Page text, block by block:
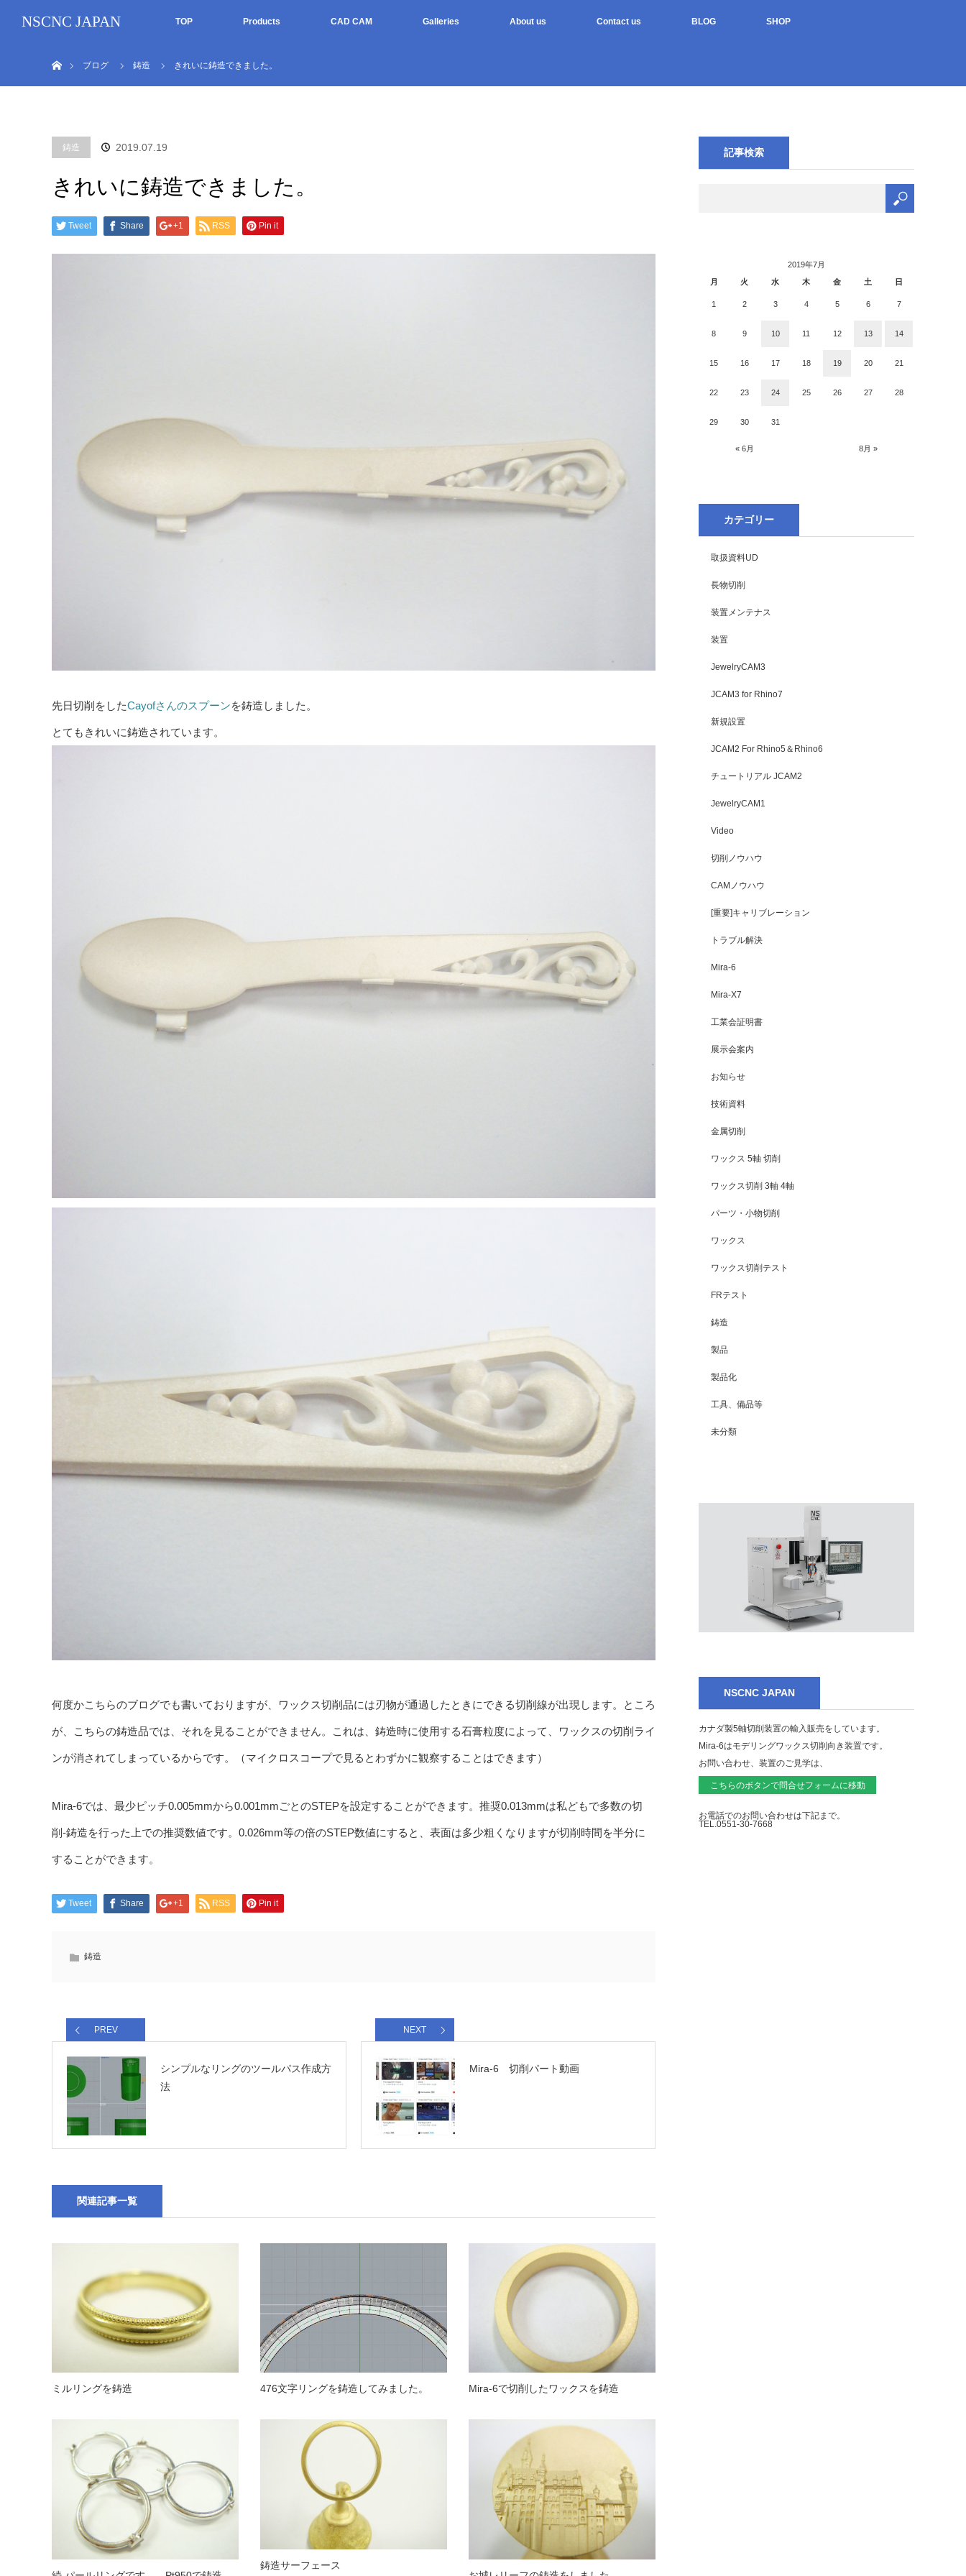
NSCNC JAPAN TOP Products CAD CAM Galleries About us Contact us BLOG SHOP
ブログ
鋳造 きれいに鋳造できました。
鋳造 2019.07.19
きれいに鋳造できました。
Tweet Share +1 RSS Pin it
先日切削をしたCayofさんのスプーンを鋳造しました。
とてもきれいに鋳造されています。
何度かこちらのブログでも書いておりますが、ワックス切削品には刃物が通過したときにできる切削線が出現します。ところ
が、こちらの鋳造品では、それを見ることができません。これは、鋳造時に使用する石膏粒度によって、ワックスの切削ライ
ンが消されてしまっているからです。（マイクロスコープで見るとわずかに観察することはできます）
Mira-6では、最少ピッチ0.005mmから0.001mmごとのSTEPを設定することができます。推奨0.013mmは私どもで多数の切
削-鋳造を行った上での推奨数値です。0.026mm等の倍のSTEP数値にすると、表面は多少粗くなりますが切削時間を半分に
することができます。
Tweet Share +1 RSS Pin it
鋳造
PREV
シンプルなリングのツールパス作成方
法
NEXT
Mira-6 切削パート動画
関連記事一覧
ミルリングを鋳造 476文字リングを鋳造してみました。 Mira-6で切削したワックスを鋳造
鋳造サーフェース
記事検索
2019年7月
月
火 水 木 金 土 日
« 6月 8月 »
1 2 3 4 5 6 7
8 9 10 11 12 13 14
15 16 17 18 19 20 21
22 23 24 25 26 27 28
29 30 31
カテゴリー
取扱資料UD
長物切削
装置メンテナス
装置
JewelryCAM3
JCAM3 for Rhino7
新規設置
JCAM2 For Rhino5＆Rhino6
チュートリアル JCAM2
JewelryCAM1
Video
切削ノウハウ
CAMノウハウ
[重要]キャリブレーション
トラブル解決
Mira-6
Mira-X7
工業会証明書
展示会案内
お知らせ
技術資料
金属切削
ワックス 5軸 切削
ワックス切削 3軸 4軸
パーツ・小物切削
ワックス
ワックス切削テスト
FRテスト
鋳造
製品
製品化
工具、備品等
未分類
NSCNC JAPAN
カナダ製5軸切削装置の輸入販売をしています。
Mira-6はモデリングワックス切削向き装置です。
お問い合わせ、装置のご見学は、
こちらのボタンで問合せフォームに移動
お電話でのお問い合わせは下記まで。
TEL.0551-30-7668